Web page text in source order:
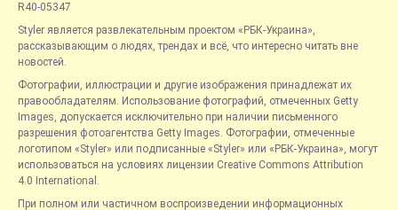
R40-05347
Styler является развлекательным проектом «РБК-Украина»,
рассказывающим о людях, трендах и всё, что интересно читать вне
новостей.
Фотографии, иллюстрации и другие изображения принадлежат их
правообладателям. Использование фотографий, отмеченных Getty
Images, допускается исключительно при наличии письменного
разрешения фотоагентства Getty Images. Фотографии, отмеченные
логотипом «Styler» или подписанные «Styler» или «РБК-Украина», могут
использоваться на условиях лицензии Creative Commons Attribution
4.0 International.
При полном или частичном воспроизведении информационных